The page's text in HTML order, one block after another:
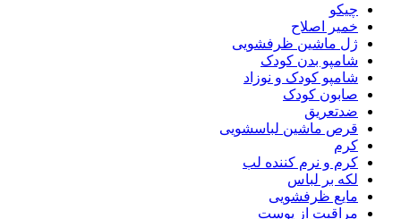
چیکو
خمیر اصلاح
ژل ماشین ظرفشویی
شامپو بدن کودک
شامپو کودک و نوزاد
صابون کودک
ضدتعریق
قرص ماشین لباسشویی
کرم
کرم و نرم کننده لب
لکه بر لباس
مایع ظرفشویی
مراقبت از پوست